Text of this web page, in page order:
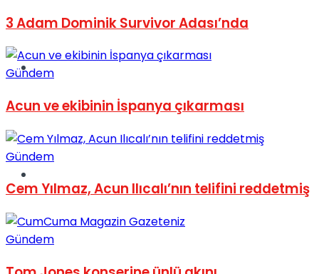
Müzik
View All Result
3 Adam Dominik Survivor Adası’nda
Gündem
Acun ve ekibinin İspanya çıkarması
Gündem
Cem Yılmaz, Acun Ilıcalı’nın telifini reddetmiş
Gündem